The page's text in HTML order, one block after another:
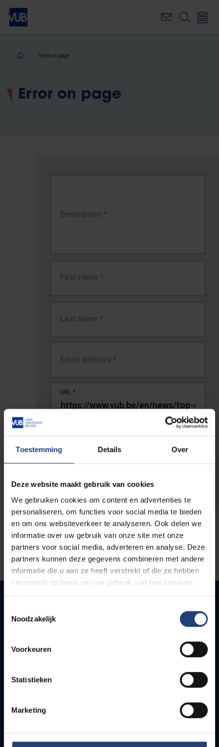
Toestemming Details Over
Deze website maakt gebruik van cookies
We gebruiken cookies om content en advertenties te
personaliseren, om functies voor social media te bieden
en om ons websiteverkeer te analyseren. Ook delen we
informatie over uw gebruik van onze site met onze
partners voor social media, adverteren en analyse. Deze
partners kunnen deze gegevens combineren met andere
informatie die u aan ze heeft verstrekt of die ze hebben
verzameld op basis van uw gebruik van hun services.
Noodzakelijk
Voorkeuren
Statistieken
Marketing
Skip
main
Breadcrumb
Error on page
Error on page
Description *
First name *
Last name *
Email address *
URL *
The full URL of the page where you encountered the error.
Quick links
How to get to the VUB campuses